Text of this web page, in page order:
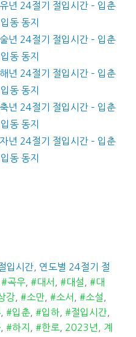
년 24절기 절입시간 – 입춘
동 동지
년 24절기 절입시간 – 입춘
동 동지
년 24절기 절입시간 – 입춘
동 동지
년 24절기 절입시간 – 입춘
동 동지
년 24절기 절입시간 – 입춘
동 동지
입시간
연도별 24절기 절
#곡우, #대서 #대설
#대
강 ,#소만 ,#소서 ,#소설
,#입춘 ,#입하 ,#절입시간
,#하지 ,#한로 2023년
계